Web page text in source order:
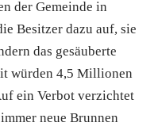
der Gemeinde in
Besitzer dazu auf, sie
das gesäuberte
würden 4,5 Millionen
ein Verbot verzichtet
neue Brunnen